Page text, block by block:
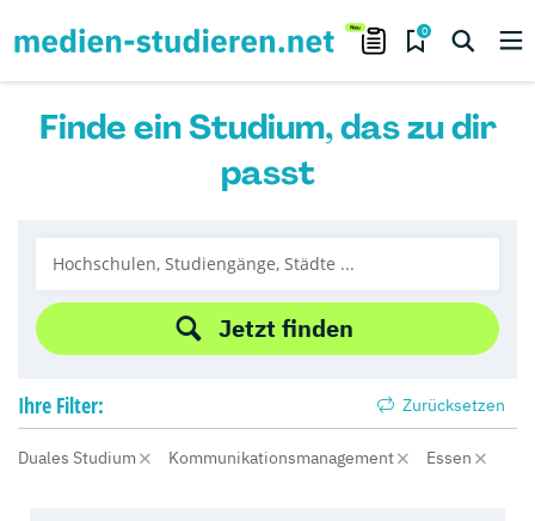
0
Finde ein Studium, das zu dir
passt
Jetzt finden
Ihre Filter: Zurücksetzen
Duales Studium Kommunikationsmanagement Essen